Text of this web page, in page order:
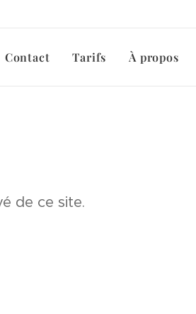
Contact Tarifs À propos
de ce site.